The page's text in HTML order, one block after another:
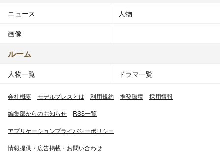
ニュース 人物
画像
ルーム
人物一覧 ドラマ一覧
会社概要 モデルプレスとは 利用規約 推奨環境 採用情報
編集部からのお知らせ RSS一覧
アプリケーションプライバシーポリシー
情報提供・広告掲載・お問い合わせ